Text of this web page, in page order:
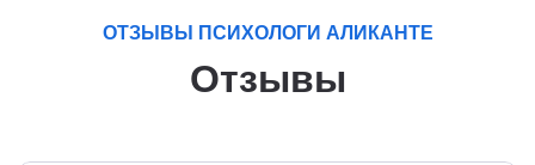
ОТЗЫВЫ ПСИХОЛОГИ АЛИКАНТЕ
Отзывы